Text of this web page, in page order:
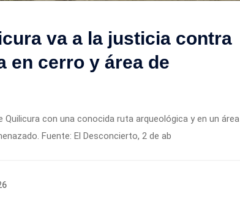
va a la justicia contra
en cerro y área de
con una conocida ruta arqueológica y en un área
Fuente: El Desconcierto, 2 de ab